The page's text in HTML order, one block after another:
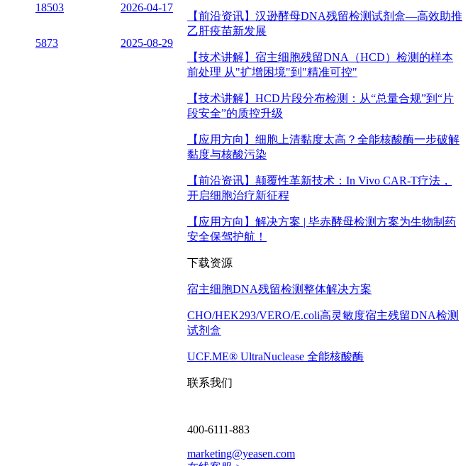
18503 2026-04-17
5873 2025-08-29
【前沿资讯】 汉逊酵母DNA残留检测试剂盒—高效助推
乙肝疫苗新发展
【技术讲解】 宿主细胞残留DNA（HCD）检测的样本
前处理 从"扩增困境"到"精准可控"
【技术讲解】 HCD片段分布检测：从“总量合规”到“片
段安全”的质控升级
【应用方向】 细胞上清黏度太高？全能核酸酶一步破解
黏度与核酸污染
【前沿资讯】 颠覆性革新技术：In Vivo CAR-T疗法，
开启细胞治疗新征程
【应用方向】 解决方案 | 毕赤酵母检测方案为生物制药
安全保驾护航！
下载资源
宿主细胞DNA残留检测整体解决方案
CHO/HEK293/VERO/E.coli高灵敏度宿主残留DNA检测
试剂盒
UCF.ME® UltraNuclease 全能核酸酶
联系我们
400-6111-883
marketing@yeasen.com